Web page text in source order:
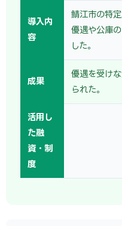
導入内
容
鯖江市の特
優遇や公庫
した。
成果
優遇を受け
られた。
活用し
た融
資・制
度